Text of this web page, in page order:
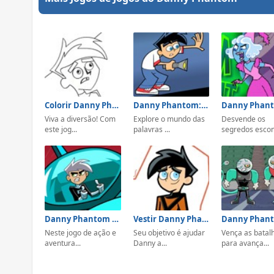
Colorir Danny Phantom
Viva a diversão! Com
este jog...
Danny Phantom: Caça Palavras
Explore o mundo das
palavras ...
Desvende os
segredos
Danny Phantom Fright Flight
Neste jogo de ação e
aventura...
Vestir Danny Phantom
Seu objetivo é ajudar
Danny a...
Vença as
para avança...